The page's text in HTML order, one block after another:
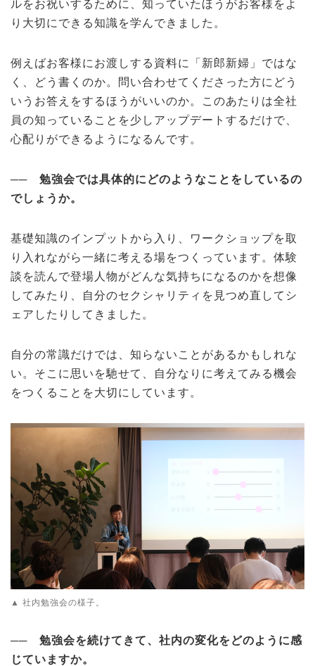
ルをお祝いするために、知っていたほうがお客様をよ
り大切にできる知識を学んできました。
例えばお客様にお渡しする資料に「新郎新婦」ではな
く、どう書くのか。問い合わせてくださった方にどう
いうお答えをするほうがいいのか。このあたりは全社
員の知っていることを少しアップデートするだけで、
心配りができるようになるんです。
── 勉強会では具体的にどのようなことをしているの
でしょうか。
基礎知識のインプットから入り、ワークショップを取
り入れながら一緒に考える場をつくっています。体験
談を読んで登場人物がどんな気持ちになるのかを想像
してみたり、自分のセクシャリティを見つめ直してシ
ェアしたりしてきました。
自分の常識だけでは、知らないことがあるかもしれな
い。そこに思いを馳せて、自分なりに考えてみる機会
をつくることを大切にしています。
▲ 社内勉強会の様子。
── 勉強会を続けてきて、社内の変化をどのように感
じていますか。